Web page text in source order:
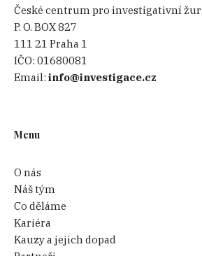
České centrum pro investigativní
P. O. BOX 827
111 21 Praha 1
IČO:01680081
Email:info@investigace.cz
Menu
O nás
Náš tým
Co děláme
Kariéra
Kauzy a jejich dopad